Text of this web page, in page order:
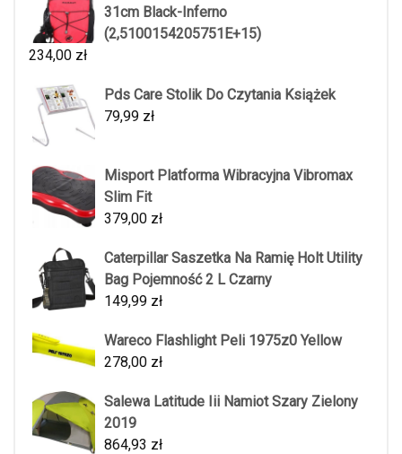
31cm Black-Inferno
(2,5100154205751E+15)
234,00 zł
Pds Care Stolik Do Czytania Książek
79,99 zł
Misport Platforma Wibracyjna Vibromax
Slim Fit
379,00 zł
Caterpillar Saszetka Na Ramię Holt Utility
Bag Pojemność 2 L Czarny
149,99 zł
Wareco Flashlight Peli 1975z0 Yellow
278,00 zł
Salewa Latitude Iii Namiot Szary Zielony
2019
864,93 zł